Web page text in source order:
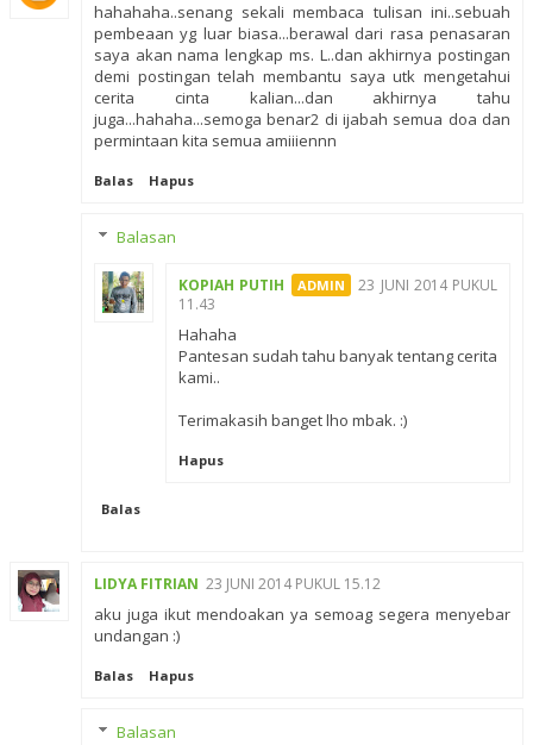
hahahaha..senang sekali membaca tulisan ini..sebuah
pembeaan yg luar biasa...berawal dari rasa penasaran
saya akan nama lengkap ms. L..dan akhirnya postingan
demi postingan telah membantu saya utk mengetahui
cerita cinta kalian...dan akhirnya tahu
juga...hahaha...semoga benar2 di ijabah semua doa dan
permintaan kita semua amiiiennn
Balas Hapus
Balasan
KOPIAH PUTIH
23 JUNI 2014 PUKUL
11.43
Hahaha
Pantesan sudah tahu banyak tentang cerita
kami..
Terimakasih banget lho mbak. :)
Hapus
Balas
LIDYA FITRIAN 23 JUNI 2014 PUKUL 15.12
aku juga ikut mendoakan ya semoag segera menyebar
undangan :)
Balas Hapus
Balasan